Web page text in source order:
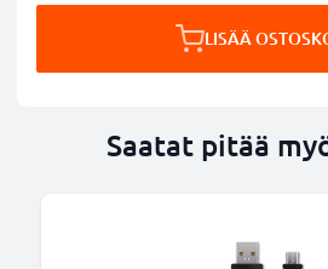
LISÄÄ
Saatat pitää